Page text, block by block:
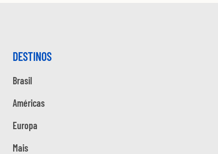
DESTINOS
Brasil
Américas
Europa
Mais